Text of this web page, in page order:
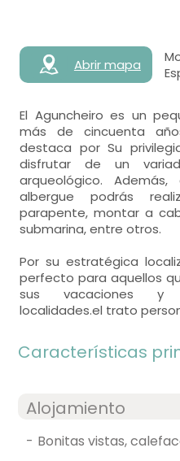
Abrir mapa
El Aguncheiro es un
más de cincuenta
destaca por Su
disfrutar de un
arqueológico.
albergue podrás
parapente, montar a
submarina, entre otros.
Por su estratégica
perfecto para aquellos
sus vacaciones y
localidades.el trato
Características
Alojamiento
-
bonitas vistas,